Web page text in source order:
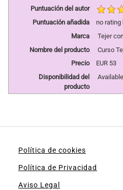
Puntuación del autor
Puntuación añadida
no rating
Marca
Tejer
Nombre del producto
Curso
Precio
EUR 53
Disponibilidad del
producto
Política de cookies
Política de Privacidad
Aviso Legal